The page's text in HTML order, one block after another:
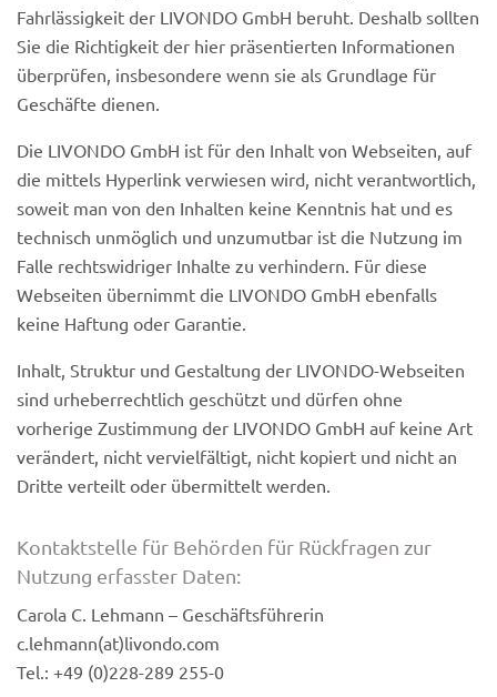
Fahrlässigkeit der LIVONDO GmbH beruht. Deshalb sollten
Sie die Richtigkeit der hier präsentierten Informationen
überprüfen, insbesondere wenn sie als Grundlage für
Geschäfte dienen.
Die LIVONDO GmbH ist für den Inhalt von Webseiten, auf
die mittels Hyperlink verwiesen wird, nicht verantwortlich,
soweit man von den Inhalten keine Kenntnis hat und es
technisch unmöglich und unzumutbar ist die Nutzung im
Falle rechtswidriger Inhalte zu verhindern. Für diese
Webseiten übernimmt die LIVONDO GmbH ebenfalls
keine Haftung oder Garantie.
Inhalt, Struktur und Gestaltung der LIVONDO-Webseiten
sind urheberrechtlich geschützt und dürfen ohne
vorherige Zustimmung der LIVONDO GmbH auf keine Art
verändert, nicht vervielfältigt, nicht kopiert und nicht an
Dritte verteilt oder übermittelt werden.
Kontaktstelle für Behörden für Rückfragen zur
Nutzung erfasster Daten:
Carola C. Lehmann – Geschäftsführerin
c.lehmann(at)livondo.com
Tel.: +49 (0)228-289 255-0